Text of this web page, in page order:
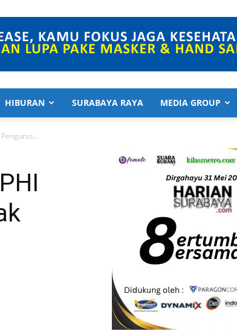
HIBURAN SURABAYA RAYA MEDIA GROUP